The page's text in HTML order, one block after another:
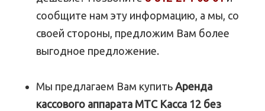
сообщите нам эту информацию, а мы, со
своей стороны, предложим Вам более
выгодное предложение.
Мы предлагаем Вам купить Аренда
кассового аппарата МТС Касса 12 без